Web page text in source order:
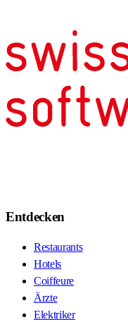
Entdecken
Restaurants
Hotels
Coiffeure
Ärzte
Elektriker